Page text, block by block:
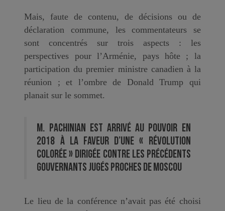
Mais, faute de contenu, de décisions ou de
déclaration commune, les commentateurs se
sont concentrés sur trois aspects : les
perspectives pour l’Arménie, pays hôte ; la
participation du premier ministre canadien à la
réunion ; et l’ombre de Donald Trump qui
planait sur le sommet.
M. Pachinian est arrivé au pouvoir en
2018 à la faveur d’une « révolution
colorée » dirigée contre les précédents
gouvernants jugés proches de Moscou
Le lieu de la conférence n’avait pas été choisi